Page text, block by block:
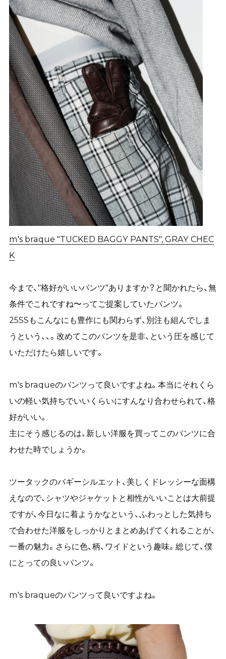
m's braque "TUCKED BAGGY PANTS", GRAY CHEC
K
今まで、"格好がいいパンツ"ありますか？と聞かれたら、無
条件でこれですね〜ってご提案していたパンツ。
25SSもこんなにも豊作にも関わらず、別注も組んでしま
うという、、。改めてこのパンツを是非、という圧を感じて
いただけたら嬉しいです。
m's braqueのパンツって良いですよね。本当にそれくら
いの軽い気持ちでいいくらいにすんなり合わせられて、格
好がいい。
主にそう感じるのは、新しい洋服を買ってこのパンツに合
わせた時でしょうか。
ツータックのバギーシルエット、美しくドレッシーな面構
えなので、シャツやジャケットと相性がいいことは大前提
ですが、今日なに着ようかなという、ふわっとした気持ち
で合わせた洋服をしっかりとまとめあげてくれることが、
一番の魅力。さらに色、柄、ワイドという趣味。総じて、僕
にとっての良いパンツ。
m's braqueのパンツって良いですよね。